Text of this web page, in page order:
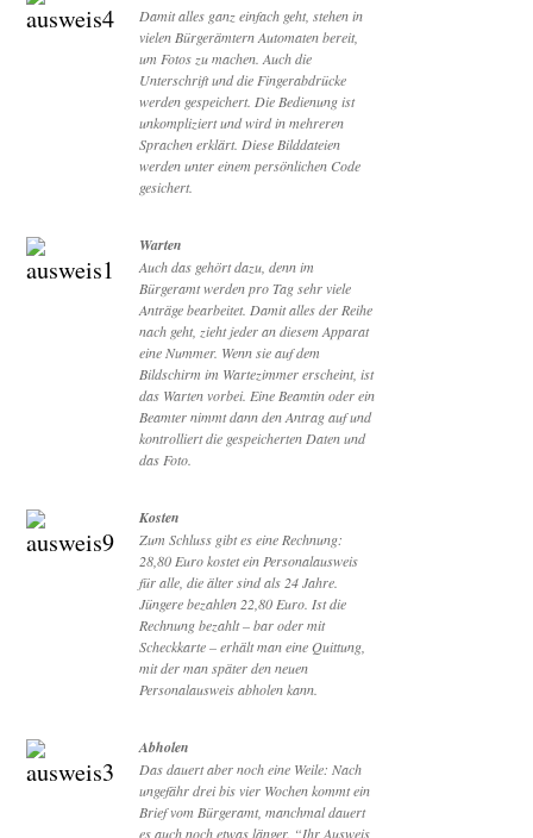
Damit alles ganz einfach geht, stehen in
vielen Bürgerämtern Automaten bereit,
um Fotos zu machen. Auch die
Unterschrift und die Fingerabdrücke
werden gespeichert. Die Bedienung ist
unkompliziert und wird in mehreren
Sprachen erklärt. Diese Bilddateien
werden unter einem persönlichen Code
gesichert.
Warten
Auch das gehört dazu, denn im
Bürgeramt werden pro Tag sehr viele
Anträge bearbeitet. Damit alles der Reihe
nach geht, zieht jeder an diesem Apparat
eine Nummer. Wenn sie auf dem
Bildschirm im Wartezimmer erscheint, ist
das Warten vorbei. Eine Beamtin oder ein
Beamter nimmt dann den Antrag auf und
kontrolliert die gespeicherten Daten und
das Foto.
Kosten
Zum Schluss gibt es eine Rechnung:
28,80 Euro kostet ein Personalausweis
für alle, die älter sind als 24 Jahre.
Jüngere bezahlen 22,80 Euro. Ist die
Rechnung bezahlt – bar oder mit
Scheckkarte – erhält man eine Quittung,
mit der man später den neuen
Personalausweis abholen kann.
Abholen
Das dauert aber noch eine Weile: Nach
ungefähr drei bis vier Wochen kommt ein
Brief vom Bürgeramt, manchmal dauert
es auch noch etwas länger. “Ihr Ausweis